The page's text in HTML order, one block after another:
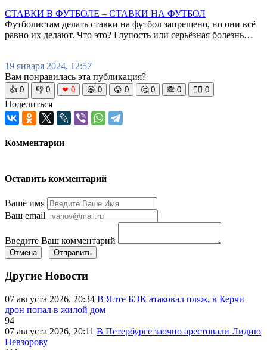
СТАВКИ В ФУТБОЛЕ – СТАВКИ НА ФУТБОЛ
Футболистам делать ставки на футбол запрещено, но они всё
равно их делают. Что это? Глупость или серьёзная болезнь…
19 января 2024, 12:57
Вам понравилась эта публикация?
👍 0 👎 0 ❤ 0 😆 0 😡 0 🤔 0 🙈 0 🧘‍♀️ 0
Поделиться
Комментарии
Оставить комментарий
Ваше имя
Ваш email
Введите Ваш комментарий
Отмена Отправить
Другие Новости
07 августа 2026, 20:34 В Ялте БЭК атаковал пляж, в Керчи
дрон попал в жилой дом
94
07 августа 2026, 20:11 В Петербурге заочно арестовали Лидию
Невзорову